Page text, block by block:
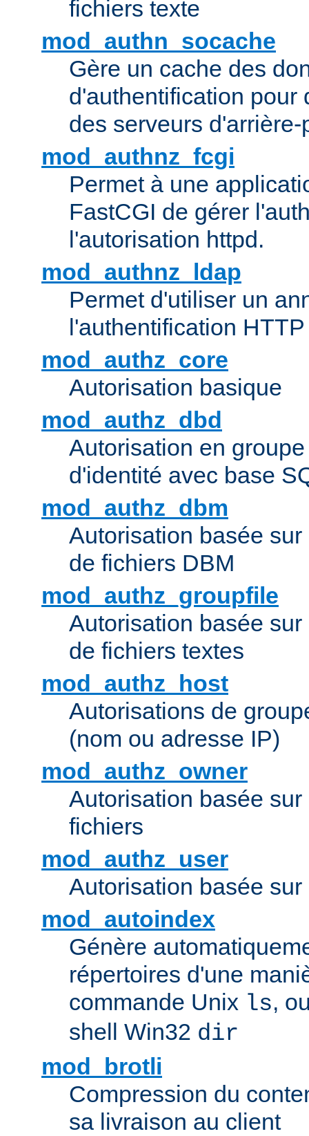
fichiers texte
mod_authn_socache
Gère un cache des
d'authentification pour
des serveurs d'arrière-
mod_authnz_fcgi
Permet à une
FastCGI de gérer
l'autorisation httpd.
mod_authnz_ldap
Permet d'utiliser un
l'authentification
mod_authz_core
Autorisation basique
mod_authz_dbd
Autorisation en
d'identité avec base
mod_authz_dbm
Autorisation basée
de fichiers DBM
mod_authz_groupfile
Autorisation basée
de fichiers textes
mod_authz_host
Autorisations de
(nom ou adresse IP)
mod_authz_owner
Autorisation basée
fichiers
mod_authz_user
Autorisation basée
mod_autoindex
Génère
répertoires d'une
commande Unix ls,
shell Win32 dir
mod_brotli
Compression du
sa livraison au client